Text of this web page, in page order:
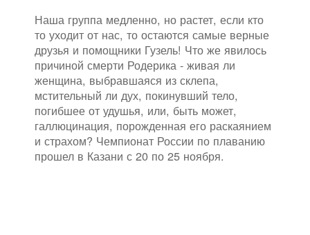
Наша группа медленно, но растет, если кто
то уходит от нас, то остаются самые верные
друзья и помощники Гузель! Что же явилось
причиной смерти Родерика - живая ли
женщина, выбравшаяся из склепа,
мстительный ли дух, покинувший тело,
погибшее от удушья, или, быть может,
галлюцинация, порожденная его раскаянием
и страхом? Чемпионат России по плаванию
прошел в Казани с 20 по 25 ноября.